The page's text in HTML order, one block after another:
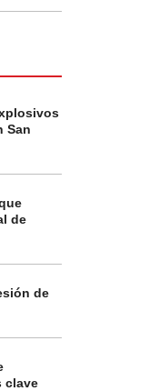
San
de
de
clave